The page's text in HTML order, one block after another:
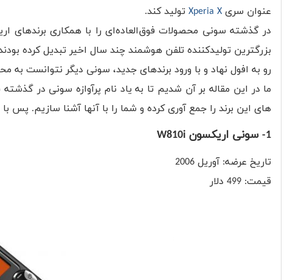
عنوان سری Xperia Xتولید کند.
در گذشته سونی محصولات فوق‌العاده‌ای را با همکاری برندهای
بزرگترین تولیدکننده تلفن هوشمند چند سال اخیر تبدیل کرده
رو به افول نهاد و با ورود برندهای جدید، سونی دیگر نتوانست
ما در این مقاله بر آن شدیم تا به یاد نام پرآوازه سونی در
های این برند را جمع آوری کرده و شما را با آنها آشنا سازیم. پس
1- سونی اریکسون W810i
تاریخ عرضه: آوریل 2006
قیمت: 499 دلار